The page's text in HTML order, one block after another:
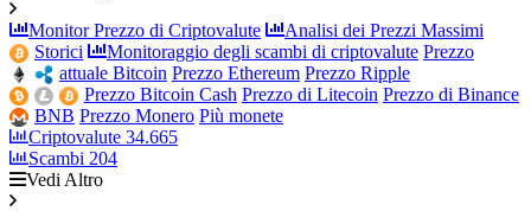
Monitor Prezzo di Criptovalute
Analisi dei Prezzi Massimi
Storici
Monitoraggio degli scambi di criptovalute Prezzo
attuale Bitcoin Prezzo Ethereum Prezzo Ripple
Prezzo Bitcoin Cash Prezzo di Litecoin Prezzo di Binance
BNB Prezzo Monero Più monete
Criptovalute 34.665
Scambi 204
Vedi Altro